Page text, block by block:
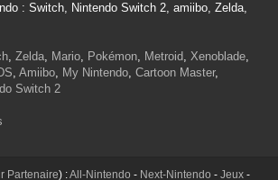
: Switch, Nintendo Switch 2, amiibo, Zelda,
, Zelda, Mario, Pokémon, Metroid, Xenoblade,
, Amiibo, My Nintendo, Cartoon Master,
Switch 2
Partenaire) :All-Nintendo - Next-Nintendo - Jeux-